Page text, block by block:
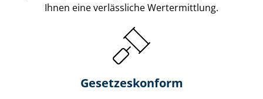
Ihnen eine verlässliche Wertermittlung.
Gesetzes­konform